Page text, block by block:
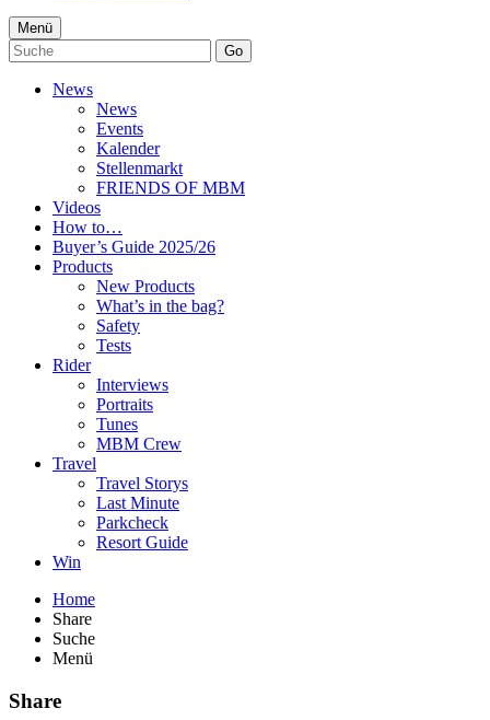
Menü
Go
News
News
Events
Kalender
Stellenmarkt
FRIENDS OF MBM
Videos
How to…
Buyer’s Guide 2025/26
Products
New Products
What’s in the bag?
Safety
Tests
Rider
Interviews
Portraits
Tunes
MBM Crew
Travel
Travel Storys
Last Minute
Parkcheck
Resort Guide
Win
Home
Share
Suche
Menü
Share